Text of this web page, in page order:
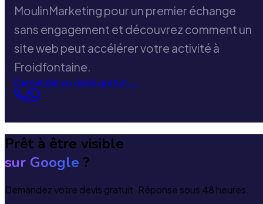
MoulinMarketing pour un premier échange
sans engagement et découvrez comment un
site web peut accélérer votre activité à
Froidfontaine.
Demander un devis gratuit→
Prêt à être visible
sur Google ?
Demandez votre devis gratuit. Réponse sous 48 heures.